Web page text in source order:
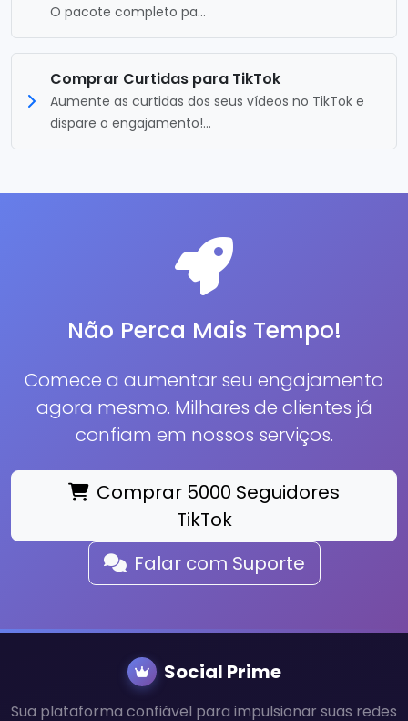
O pacote completo pa...
Comprar Curtidas para TikTok
Aumente as curtidas dos seus vídeos no TikTok e
dispare o engajamento!...
Não Perca Mais Tempo!
Comece a aumentar seu engajamento
agora mesmo. Milhares de clientes já
confiam em nossos serviços.
Comprar 5000 Seguidores
TikTok
Falar com Suporte
Social Prime
Sua plataforma confiável para impulsionar suas redes